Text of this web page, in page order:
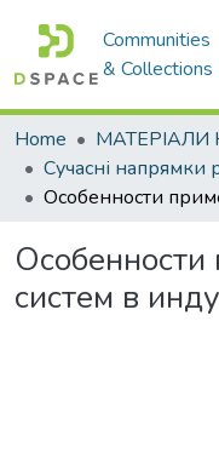
Communities
& Collections
Home
систем в